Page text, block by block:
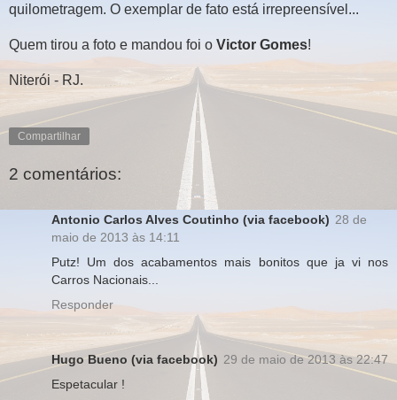
quilometragem. O exemplar de fato está irrepreensível...
Quem tirou a foto e mandou foi o Victor Gomes!
Niterói - RJ.
Compartilhar
2 comentários:
Antonio Carlos Alves Coutinho (via facebook) 28 de
maio de 2013 às 14:11
Putz! Um dos acabamentos mais bonitos que ja vi nos
Carros Nacionais...
Responder
Hugo Bueno (via facebook) 29 de maio de 2013 às 22:47
Espetacular !